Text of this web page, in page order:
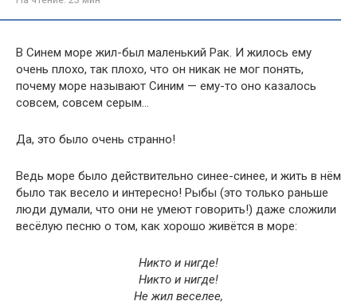
В Синем море жил-был маленький Рак. И жилось ему
очень плохо, так плохо, что он никак не мог понять,
почему море называют Синим — ему-то оно казалось
совсем, совсем серым…
Да, это было очень странно!
Ведь море было действительно синее-синее, и жить в нём
было так весело и интересно! Рыбы (это только раньше
люди думали, что они не умеют говорить!) даже сложили
весёлую песню о том, как хорошо живётся в море:
Никто и нигде!
Никто и нигде!
Не жил веселее,